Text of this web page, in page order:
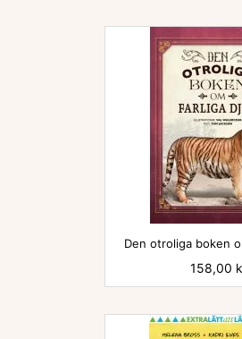

Den otroliga boken
Pris
158,00